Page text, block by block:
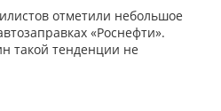
отметили небольшое
«Роснефти».
такой тенденции не